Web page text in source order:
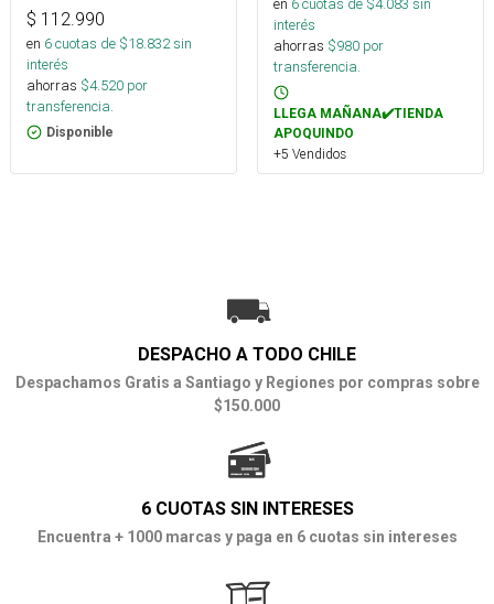
$ 112.990
en 6cuotas de $18.832sin
interés
ahorras $4.520 por
transferencia.
Disponible
en 6cuotas de $4.083 sin
interés
ahorras $980 por
transferencia.
LLEGA MAÑANA✔️TIENDA
APOQUINDO
+5 Vendidos
DESPACHO A TODO CHILE
Despachamos Gratis a Santiago y Regiones por compras sobre
$150.000
6 CUOTAS SIN INTERESES
Encuentra + 1000 marcas y paga en 6 cuotas sin intereses